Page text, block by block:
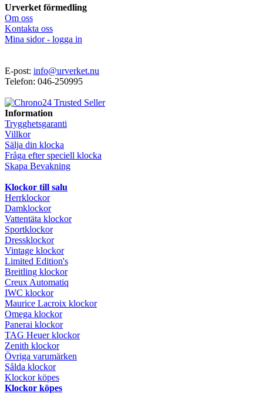
Urverket förmedling
Om oss
Kontakta oss
Mina sidor - logga in
E-post: info@urverket.nu
Telefon: 046-250995
Information
Trygghetsgaranti
Villkor
Sälja din klocka
Fråga efter speciell klocka
Skapa Bevakning
Klockor till salu
Herrklockor
Damklockor
Vattentäta klockor
Sportklockor
Dressklockor
Vintage klockor
Limited Edition's
Breitling klockor
Creux Automatiq
IWC klockor
Maurice Lacroix klockor
Omega klockor
Panerai klockor
TAG Heuer klockor
Zenith klockor
Övriga varumärken
Sålda klockor
Klockor köpes
Klockor köpes